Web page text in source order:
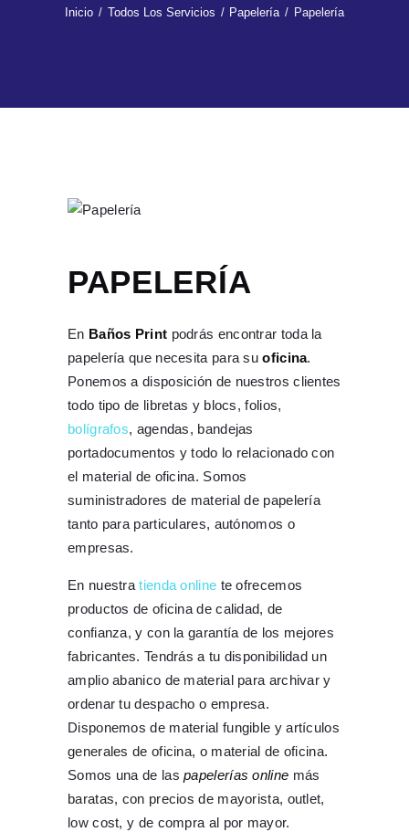
Inicio Todos Los Servicios Papelería Papelería
PAPELERÍA
En Baños Print podrás encontrar toda la
papelería que necesita para suoficina.
Ponemos a disposición de nuestros clientes
todo tipo de libretas y blocs, folios,
bolígrafos, agendas, bandejas
portadocumentos y todo lo relacionado con
el material de oficina. Somos
suministradores de material de papelería
tanto para particulares, autónomos o
empresas.
En nuestratienda online te ofrecemos
productos de oficina de calidad, de
confianza, y con la garantía de los mejores
fabricantes. Tendrás a tu disponibilidad un
amplio abanico de material para archivar y
ordenar tu despacho o empresa.
Disponemos de material fungible y artículos
generales de oficina, o material de oficina.
Somos una de laspapelerías online más
baratas, con precios de mayorista, outlet,
low cost, y de compra al por mayor.